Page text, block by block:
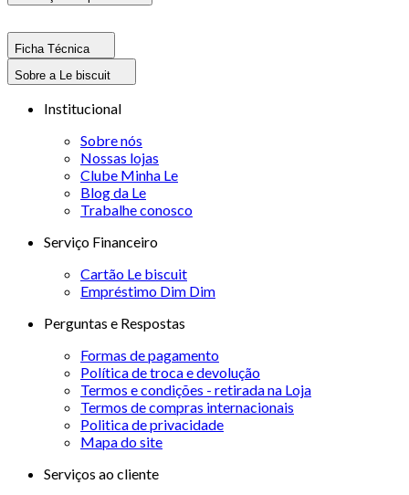
Ficha Técnica
Sobre a Le biscuit
Institucional
Sobre nós
Nossas lojas
Clube Minha Le
Blog da Le
Trabalhe conosco
Serviço Financeiro
Cartão Le biscuit
Empréstimo Dim Dim
Perguntas e Respostas
Formas de pagamento
Política de troca e devolução
Termos e condições - retirada na Loja
Termos de compras internacionais
Politica de privacidade
Mapa do site
Serviços ao cliente